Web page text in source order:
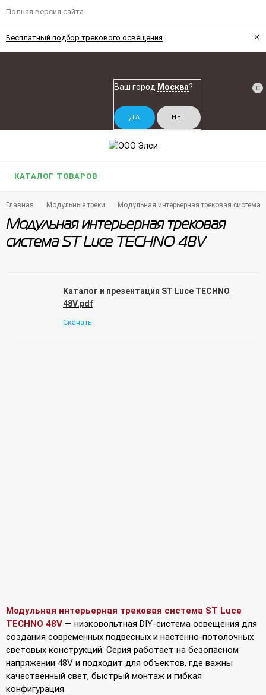
Полная версия сайта
Бесплатный подбор трекового освещения ×
Ваш город Москва? 0
КАТАЛОГ ТОВАРОВ
Главная Модульные треки Модульная интерьерная трековая система
Модульная интерьерная трековая
система ST Luce TECHNO 48V
Каталог и презентация ST Luce TECHNO
48V.pdf
Скачать
Модульная интерьерная трековая система ST Luce
TECHNO 48V — низковольтная DIY-система освещения для
создания современных подвесных и настенно-потолочных
световых конструкций. Серия работает на безопасном
напряжении 48V и подходит для объектов, где важны
качественный свет, быстрый монтаж и гибкая
конфигурация.